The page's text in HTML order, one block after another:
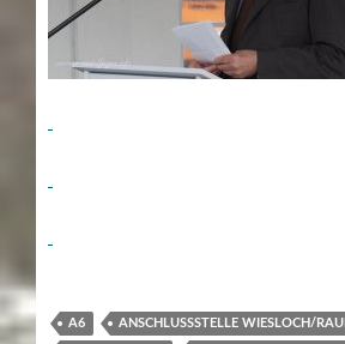
A6 ANSCHLUSSSTELLE WIESLOCH/